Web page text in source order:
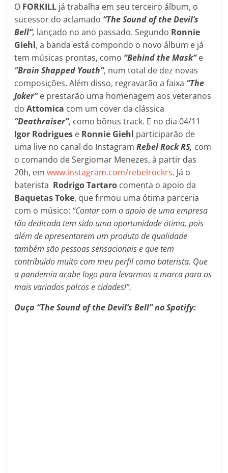
O FORKILL já trabalha em seu terceiro álbum, o
sucessor do aclamado “The Sound of the Devil’s
Bell”, lançado no ano passado. Segundo Ronnie
Giehl, a banda está compondo o novo álbum e já
tem músicas prontas, como “Behind the Mask”e
“Brain Shapped Youth”, num total de dez novas
composições. Além disso, regravarão a faixa “The
Joker”e prestarão uma homenagem aos veteranos
doAttomica com um cover da clássica
“Deathraiser”, como bônus track. E no dia 04/11
Igor Rodrigues e Ronnie Giehl participarão de
uma live no canal do InstagramRebel Rock RS, com
o comando de Sergiomar Menezes, à partir das
20h, emwww.instagram.com/rebelrockrs. Já o
baterista Rodrigo Tartaro comenta o apoio da
Baquetas Toke, que firmou uma ótima parceria
com o músico: “Contar com o apoio de uma empresa
tão dedicada tem sido uma oportunidade ótima, pois
além de apresentarem um produto de qualidade
também são pessoas sensacionais e que tem
contribuído muito com meu perfil como baterista. Que
a pandemia acabe logo para levarmos a marca para os
mais variados palcos e cidades!”.
Ouça “The Sound of the Devil’s Bell” no Spotify: